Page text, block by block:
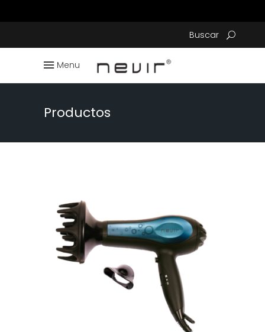
Buscar
Menu
Productos